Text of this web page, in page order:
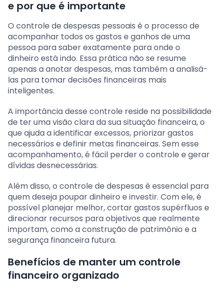
e por que é importante
O controle de despesas pessoais é o processo de
acompanhar todos os gastos e ganhos de uma
pessoa para saber exatamente para onde o
dinheiro está indo. Essa prática não se resume
apenas a anotar despesas, mas também a analisá-
las para tomar decisões financeiras mais
inteligentes.
A importância desse controle reside na possibilidade
de ter uma visão clara da sua situação financeira, o
que ajuda a identificar excessos, priorizar gastos
necessários e definir metas financeiras. Sem esse
acompanhamento, é fácil perder o controle e gerar
dívidas desnecessárias.
Além disso, o controle de despesas é essencial para
quem deseja poupar dinheiro e investir. Com ele, é
possível planejar melhor, cortar gastos supérfluos e
direcionar recursos para objetivos que realmente
importam, como a construção de patrimônio e a
segurança financeira futura.
Benefícios de manter um controle
financeiro organizado